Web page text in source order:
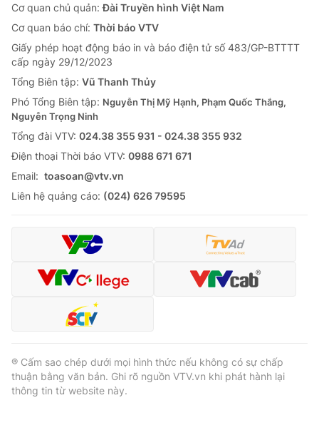
Cơ quan chủ quản:Đài Truyền hình Việt Nam
Cơ quan báo chí: Thời báo VTV
Giấy phép hoạt động báo in và báo điện tử số 483/GP-BTTTT
cấp ngày 29/12/2023
Tổng Biên tập: Vũ Thanh Thủy
Phó Tổng Biên tập: Nguyễn Thị Mỹ Hạnh, Phạm Quốc Thắng,
Nguyễn Trọng Ninh
Tổng đài VTV: 024.38 355 931 - 024.38 355 932
Ðiện thoại Thời báo VTV: 0988 671 671
Email: toasoan@vtv.vn
Liên hệ quảng cáo: (024) 626 79595
® Cấm sao chép dưới mọi hình thức nếu không có sự chấp
thuận bằng văn bản. Ghi rõ nguồn VTV.vn khi phát hành lại
thông tin từ website này.